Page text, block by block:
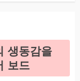
생동감을
보드